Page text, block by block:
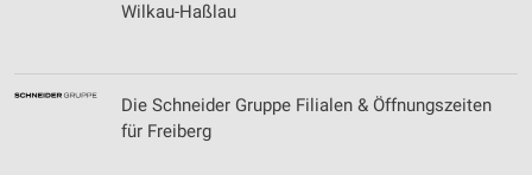
Wilkau-Haßlau
Die Schneider Gruppe Filialen & Öffnungszeiten
für Freiberg